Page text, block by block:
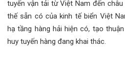
tuyến vận tải từ Việt Nam đến
thế sẵn có của kinh tế biển Việt
hạ tầng hàng hải hiện có, tạo
huy tuyến hàng đang khai thác.